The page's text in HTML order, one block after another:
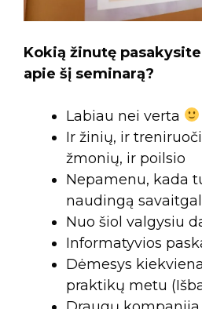
Kokią žinutę
apie šį seminarą?
Labiau nei verta
Ir žinių, ir
žmonių, ir poilsio
Nepamenu, kada
naudingą
Nuo šiol valgysiu
Informatyvios
Dėmesys
praktikų metu